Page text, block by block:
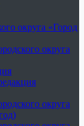
округа «Город
округа
округа